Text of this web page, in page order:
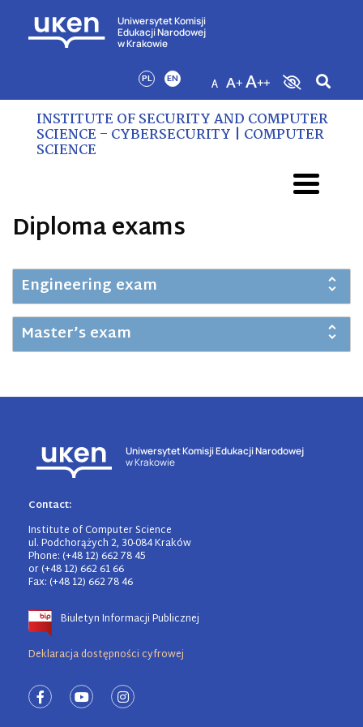
Uniwersytet Komisji
Edukacji Narodowej
w Krakowie
PL EN
INSTITUTE OF SECURITY AND COMPUTER
SCIENCE – CYBERSECURITY | COMPUTER
SCIENCE
Diploma exams
Engineering exam
Master’s exam
Uniwersytet Komisji Edukacji Narodowej
w Krakowie
Contact:
Institute of Computer Science
ul. Podchorążych 2, 30-084 Kraków
Phone: (+48 12) 662 78 45
or (+48 12) 662 61 66
Fax: (+48 12) 662 78 46
Biuletyn Informacji Publicznej
Deklaracja dostępności cyfrowej